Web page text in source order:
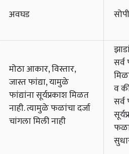
अवघड सोपी
मोठा आकार, विस्तार,
जास्त फांद्या, यामुळे
फांद्यांना सूर्यप्रकाश मिळत
नाही. त्यामुळे फळांचा दर्जा
चांगला मिली नाही
सर्व
व
सर्व